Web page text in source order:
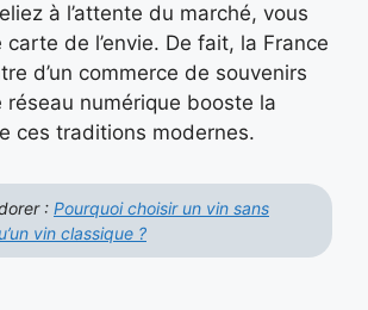
à l’attente du marché, vous
de l’envie. De fait, la France
d’un commerce de souvenirs
réseau numérique booste la
ces traditions modernes.
: Pourquoi choisir un vin sans
vin classique ?